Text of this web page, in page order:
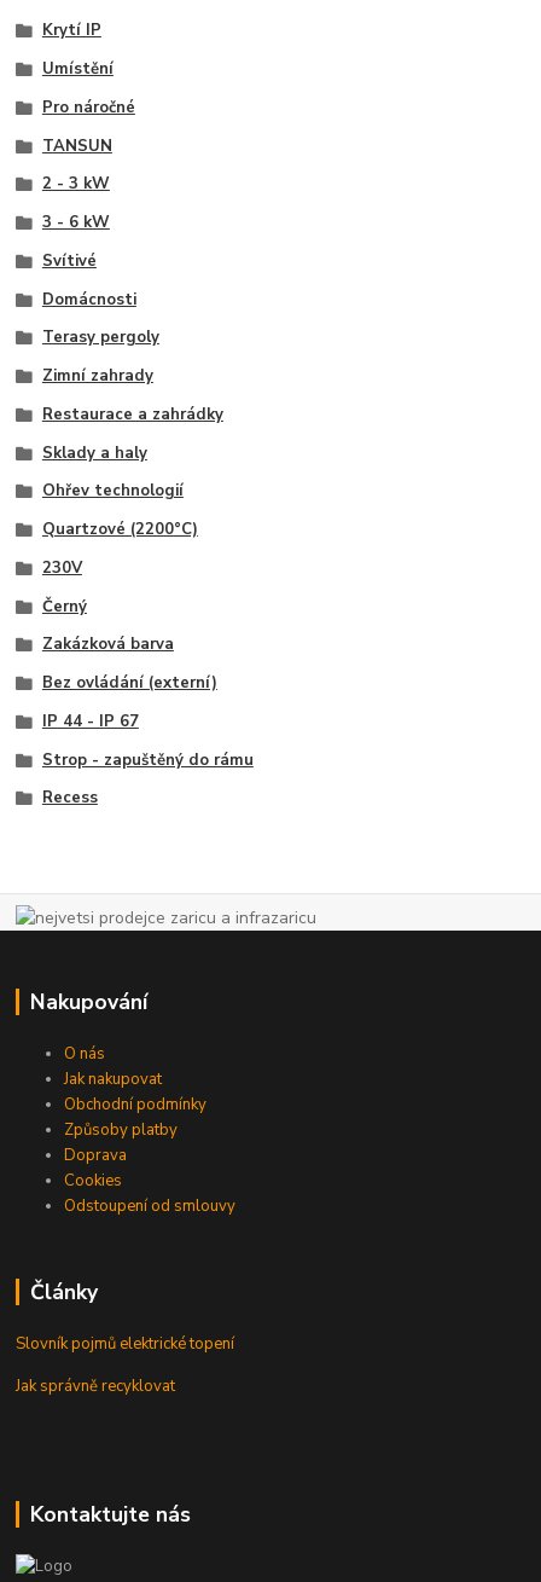
Krytí IP
Umístění
Pro náročné
TANSUN
2 - 3 kW
3 - 6 kW
Svítivé
Domácnosti
Terasy pergoly
Zimní zahrady
Restaurace a zahrádky
Sklady a haly
Ohřev technologií
Quartzové (2200°C)
230V
Černý
Zakázková barva
Bez ovládání (externí)
IP 44 - IP 67
Strop - zapuštěný do rámu
Recess
Nakupování
O nás
Jak nakupovat
Obchodní podmínky
Způsoby platby
Doprava
Cookies
Odstoupení od smlouvy
Články
Slovník pojmů elektrické topení
Jak správně recyklovat
Kontaktujte nás